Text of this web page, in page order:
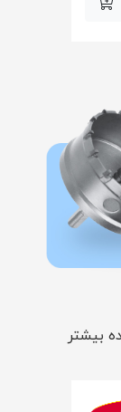
بیشتر